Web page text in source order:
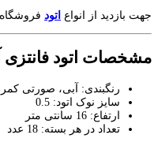
جهت بازدید از انواع اتود فروشگاه
مشخصات اتود فانتزی
رنگبندی: آبی، صورتی
سایز نوک اتود: 0.5
ارتفاع: 16 سانتی متر
تعداد در هر بسته: 18 عدد